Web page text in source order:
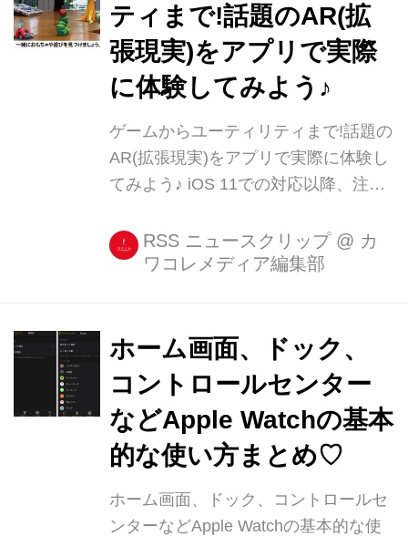
ティまで!話題のAR(拡
張現実)をアプリで実際
に体験してみよう♪
ゲームからユーティリティまで!話題の
AR(拡張現実)をアプリで実際に体験し
てみよう♪ iOS 11での対応以降、注目
です。 ここ最近は、ARという言葉を
目にしない日がないほどではないでし
[...]
RSS ニュースクリップ @ カ
ワコレメディア編集部
ホーム画面、ドック、
コントロールセンター
などApple Watchの基本
的な使い方まとめ♡
ホーム画面、ドック、コントロールセ
ンターなどApple Watchの基本的な使